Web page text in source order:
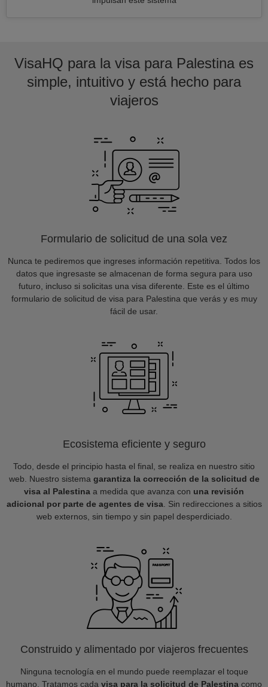
VisaHQ para la visa para Palestina es
simple, intuitivo y está hecho para
viajeros
Formulario de solicitud de una sola vez
Nunca te pediremos que ingreses información repetitiva. Todos los
datos que ingresaste se almacenan de forma segura para uso
futuro, incluso si solicitas una visa diferente. Este es el último
formulario de solicitud de visa para Palestina que verás y es muy
fácil de usar.
Ecosistema eficiente y seguro
Todo, desde el principio hasta el final, se realiza en nuestro sitio
web. Nuestro sistema garantiza la corrección de la solicitud de
visa al Palestina a medida que avanza con una revisión
adicional por parte de agentes de visa. Sin redirecciones a sitios
web externos, sin tiempo y sin papel desperdiciado.
Construido y alimentado por viajeros frecuentes
Ninguna tecnología en el mundo puede reemplazar el toque
humano. Tratamos cada visa para la solicitud de Palestina como